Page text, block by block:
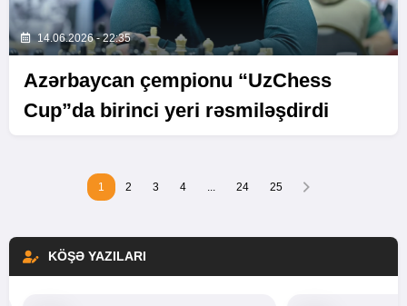
14.06.2026 - 22:35
Azərbaycan çempionu “UzChess
Cup”da birinci yeri rəsmiləşdirdi
1 2 3 4 ... 24 25
KÖŞƏ YAZILARI